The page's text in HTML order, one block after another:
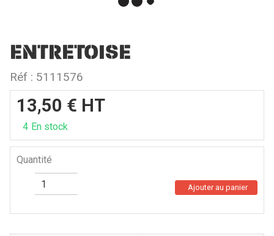
ENTRETOISE
Réf : 5111576
13,50 € HT
4 En stock
Quantité
Ajouter au panier